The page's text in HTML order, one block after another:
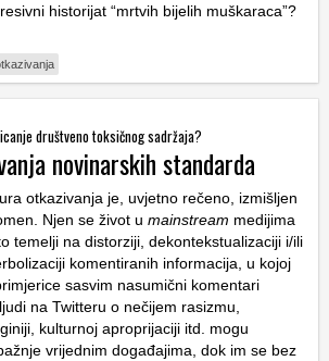
historijat “mrtvih bijelih muškaraca”?
društveno toksičnog sadržaja?
novinarskih standarda
otkazivanja je, uvjetno rečeno, izmišljen
Njen se život u mainstream medijima
temelji na distorziji, dekontekstualizaciji i/ili
komentiranih informacija, u kojoj
sasvim nasumični komentari
na Twitteru o nečijem rasizmu,
kulturnoj aproprijaciji itd. mogu
vrijednim događajima, dok im se bez